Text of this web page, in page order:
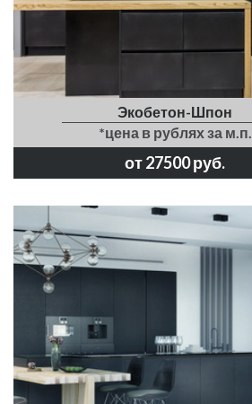
Экобетон-Шпон
*цена в рублях за м.п.
от 27500 руб.